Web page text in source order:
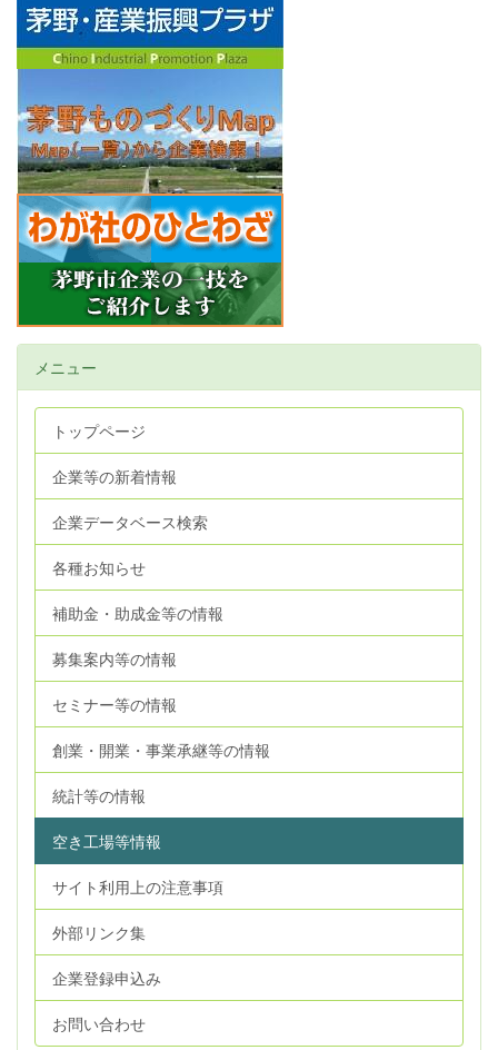
メニュー
トップページ
企業等の新着情報
企業データベース検索
各種お知らせ
補助金・助成金等の情報
募集案内等の情報
セミナー等の情報
創業・開業・事業承継等の情報
統計等の情報
空き工場等情報
サイト利用上の注意事項
外部リンク集
企業登録申込み
お問い合わせ